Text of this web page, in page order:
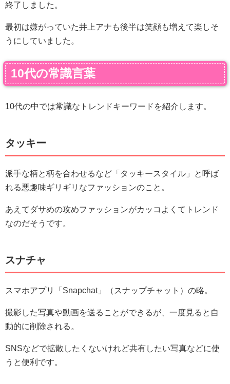
終了しました。
最初は嫌がっていた井上アナも後半は笑顔も増えて楽しそ
うにしていました。
10代の常識言葉
10代の中では常識なトレンドキーワードを紹介します。
タッキー
派手な柄と柄を合わせるなど「タッキースタイル」と呼ば
れる悪趣味ギリギリなファッションのこと。
あえてダサめの攻めファッションがカッコよくてトレンド
なのだそうです。
スナチャ
スマホアプリ「Snapchat」（スナップチャット）の略。
撮影した写真や動画を送ることができるが、一度見ると自
動的に削除される。
SNSなどで拡散したくないけれど共有したい写真などに使
うと便利です。